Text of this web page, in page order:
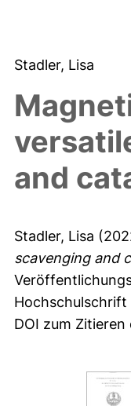
Stadler, Lisa
and
Stadler, Lisa
scavenging and
Hochschulschrift
DOI zum Zitieren